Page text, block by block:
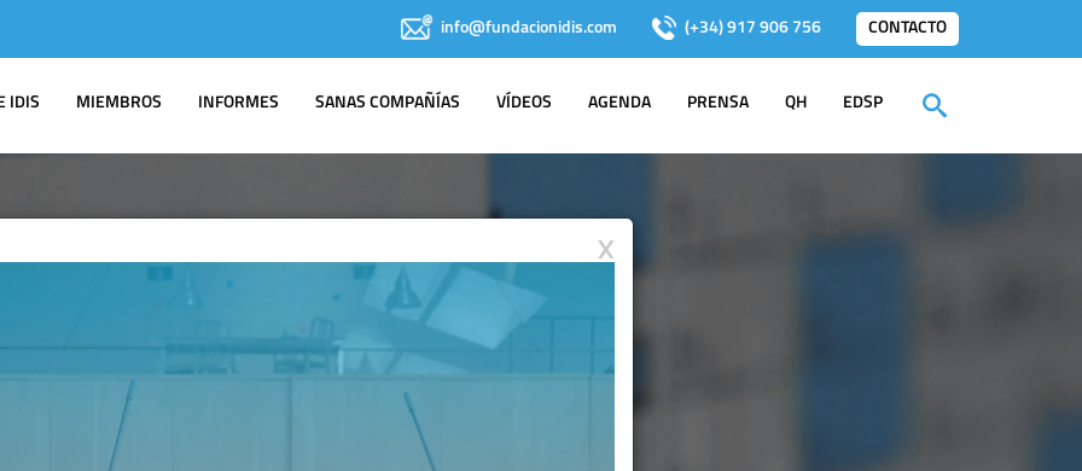
info@fundacionidis.com (+34) 917 906 756 CONTACTO
IDIS MIEMBROS INFORMES SANAS COMPAÑÍAS VÍDEOS AGENDA PRENSA QH EDSP
X